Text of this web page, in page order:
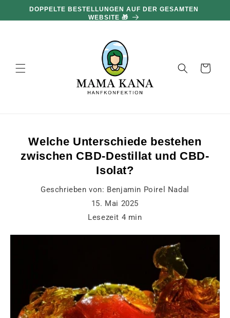
und zumDOPPELTE BESTELLUNGEN AUF DER GESAMTEN
WEBSITE 🎁
Warenkorb
Welche Unterschiede bestehen
zwischen CBD-Destillat und CBD-
Isolat?
Geschrieben von: Benjamin Poirel Nadal
15. Mai 2025
Lesezeit 4 min